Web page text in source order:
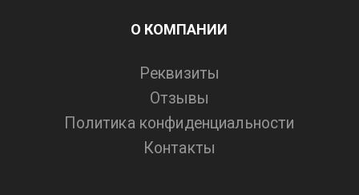
О КОМПАНИИ
Реквизиты
Отзывы
Политика конфиденциальности
Контакты